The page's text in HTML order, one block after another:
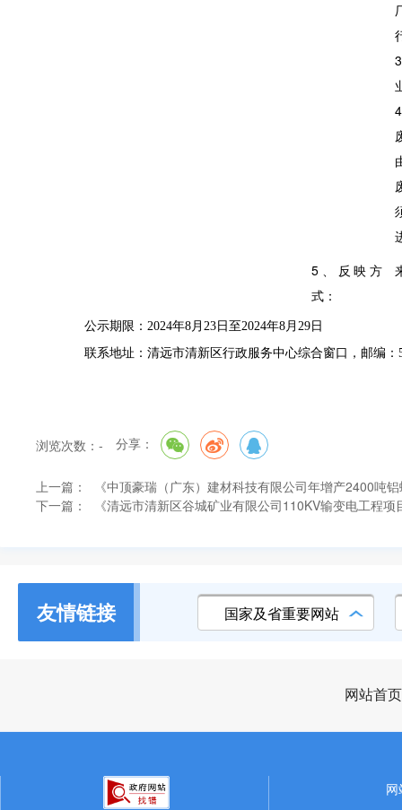
3
4
5 、反映方
式：
公示期限 ： 2024年8月 23 日至2024年8月 29 日
联系地址：清远市清新区行政服务中心综合窗口 ， 邮编：
浏览次数： - 分享：
上一篇：
《中顶豪瑞（广东）建材科技有限公司年增产2400吨
下一篇：
《清远市清新区谷城矿业有限公司110KV输变电工程
友情链接 国家及省重要网站
网站首页